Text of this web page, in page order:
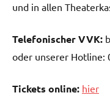
und in allen
Telefonischer VVK:
oder unserer Hotline:
Tickets online: hier